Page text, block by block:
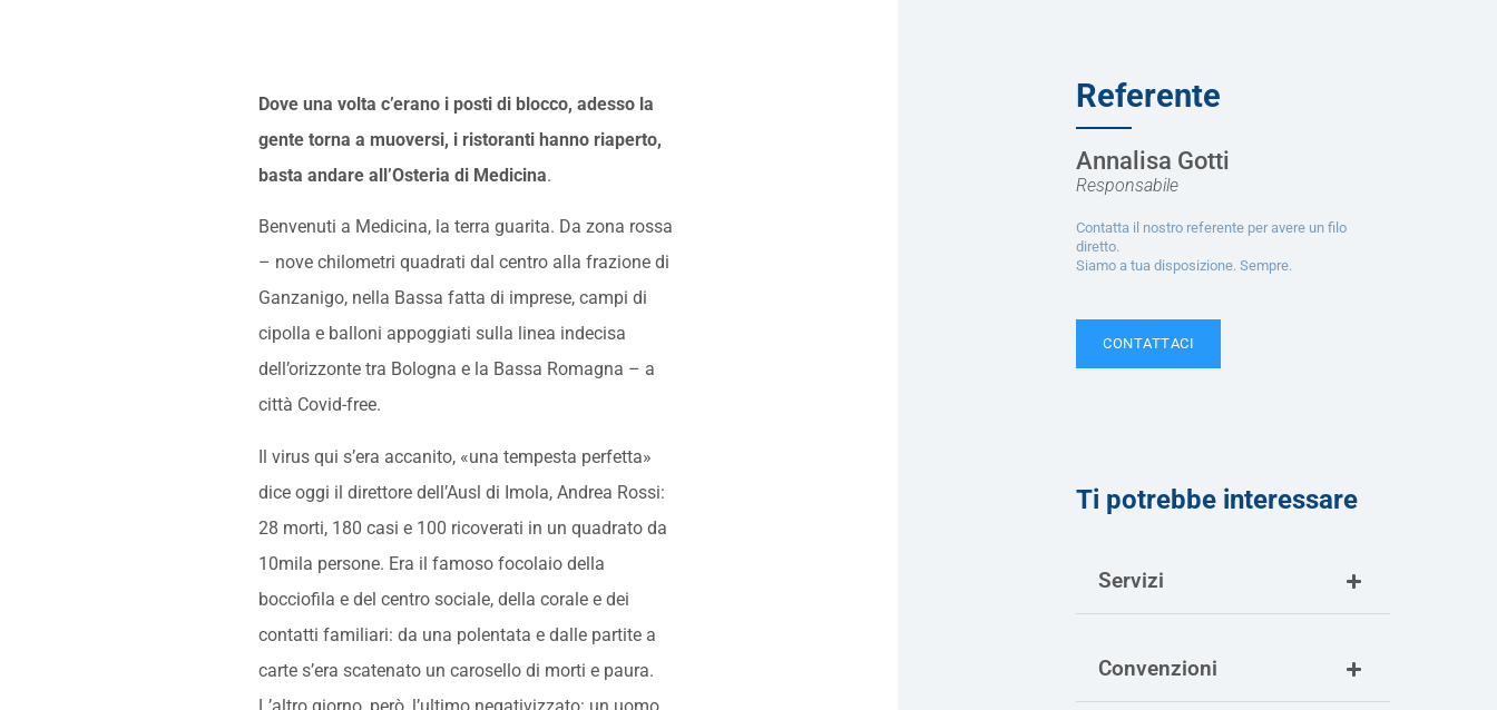
Dove una volta c’erano i posti di blocco, adesso la
gente torna a muoversi, i ristoranti hanno riaperto,
basta andare all’Osteria di Medicina.
Benvenuti a Medicina, la terra guarita. Da zona rossa
– nove chilometri quadrati dal centro alla frazione di
Ganzanigo, nella Bassa fatta di imprese, campi di
cipolla e balloni appoggiati sulla linea indecisa
dell’orizzonte tra Bologna e la Bassa Romagna – a
città Covid-free.
Il virus qui s’era accanito, «una tempesta perfetta»
dice oggi il direttore dell’Ausl di Imola, Andrea Rossi:
28 morti, 180 casi e 100 ricoverati in un quadrato da
10mila persone. Era il famoso focolaio della
bocciofila e del centro sociale, della corale e dei
contatti familiari: da una polentata e dalle partite a
carte s’era scatenato un carosello di morti e paura.
Referente
Annalisa Gotti
Responsabile
Contatta il nostro referente per avere un filo
diretto.
Siamo a tua disposizione. Sempre.
CONTATTACI
Ti potrebbe interessare
Servizi
Convenzioni